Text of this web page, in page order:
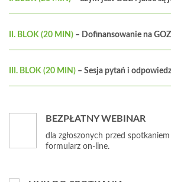
środowiska.
Jakie przewagi konkurencyjne daje
zgodne z nurtem GOZ.
Opracowanie modelu biznesowego
wdrożenie.
II. BLOK (20 MIN) – Dofinansowanie na GOZ
O jakich kwotach dofinansowania
Prelegent:
Paweł Baczewski, IPMB Managent
III. BLOK (20 MIN) – Sesja pytań i
BEZPŁATNY WEBINAR
dla zgłoszonych przed
formularz on-line.